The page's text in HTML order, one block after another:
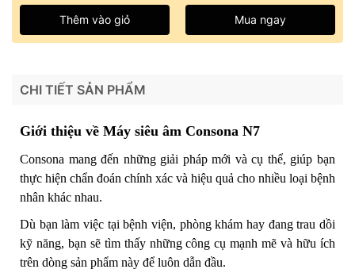
Thêm vào giỏ Mua ngay
CHI TIẾT SẢN PHẨM
Giới thiệu về Máy siêu âm Consona N7
Consona mang đến những giải pháp mới và cụ thể, giúp bạn
thực hiện chẩn đoán chính xác và hiệu quả cho nhiều loại bệnh
nhân khác nhau.
Dù bạn làm việc tại bệnh viện, phòng khám hay đang trau dồi
kỹ năng, bạn sẽ tìm thấy những công cụ mạnh mẽ và hữu ích
trên dòng sản phẩm này để luôn dẫn đầu.